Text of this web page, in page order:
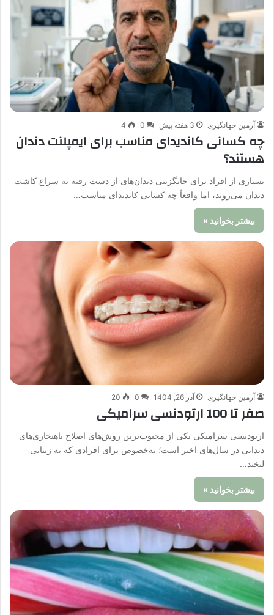
آرمین جهانگیری 3 هفته پیش 0
4
چه کسانی کاندیدای مناسب برای ایمپلنت دندان
هستند؟
بسیاری از افراد برای جایگزینی دندان‌های از دست رفته به سراغ کاشت
دندان می‌روند، اما واقعاً چه کسانی کاندیدای مناسب…
بیشتر بخوانید »
آرمین جهانگیری آذر 26, 1404 0
20
صفر تا 100 ارتودنسی سرامیکی
ارتودنسی سرامیکی یکی از محبوب‌ترین روش‌های اصلاح ناهنجاری‌های
دندانی در سال‌های اخیر است؛ به‌خصوص برای افرادی که به زیبایی
لبخند…
بیشتر بخوانید »